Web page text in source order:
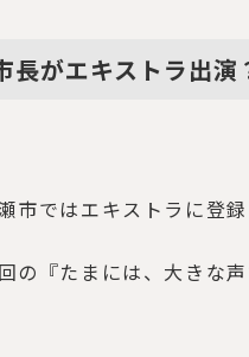
長がエキストラ出演
市ではエキストラに登
の『たまには、大きな